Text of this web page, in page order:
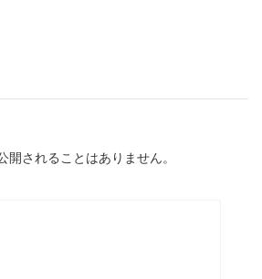
開されることはありません。